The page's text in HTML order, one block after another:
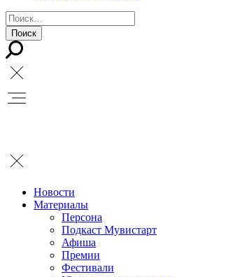
Новости
Материалы
Персона
Подкаст Мувистарт
Афиша
Премии
Фестивали